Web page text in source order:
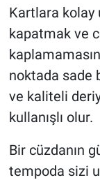
Kartlara kolay
kapatmak ve
noktada sade
ve kaliteli
kullanışlı olur.
Bir cüzdanın
tempoda sizi